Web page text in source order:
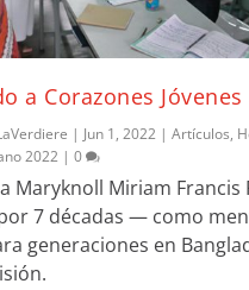
a Corazones
| Jun 1, 2022 |Artículos,
2022 |0
Maryknoll Miriam Francis
7 décadas — como
generaciones en